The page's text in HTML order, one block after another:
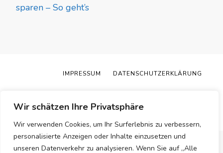
Wir schätzen Ihre Privatsphäre
Wir verwenden Cookies, um Ihr Surferlebnis zu verbessern,
personalisierte Anzeigen oder Inhalte einzusetzen und
unseren Datenverkehr zu analysieren. Wenn Sie auf „Alle
sparen – So geht’s
vorbehalten.Blossom Pin | Entwickelt von
Themes.Präsentiert vonWordPress
IMPRESSUM DATENSCHUTZERKLÄRUNG